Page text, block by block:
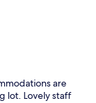
are
lot. Lovely staff